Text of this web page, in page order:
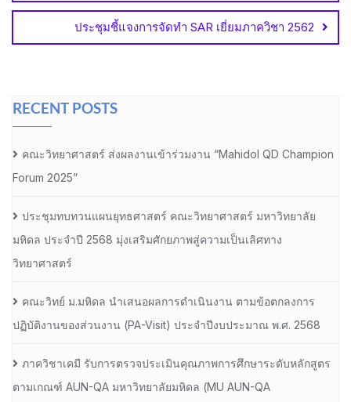
ประชุมชี้แจงการจัดทำ SAR เยี่ยมภาควิชา 2562
RECENT POSTS
คณะวิทยาศาสตร์ ส่งผลงานเข้าร่วมงาน “Mahidol QD Champion
Forum 2025”
ประชุมทบทวนแผนยุทธศาสตร์ คณะวิทยาศาสตร์ มหาวิทยาลัย
มหิดล ประจำปี 2568 มุ่งเสริมศักยภาพสู่ความเป็นเลิศทาง
วิทยาศาสตร์
คณะวิทย์ ม.มหิดล นำเสนอผลการดำเนินงาน ตามข้อตกลงการ
ปฏิบัติงานของส่วนงาน (PA-Visit) ประจำปีงบประมาณ พ.ศ. 2568
ภาควิชาเคมี รับการตรวจประเมินคุณภาพการศึกษาระดับหลักสูตร
ตามเกณฑ์ AUN-QA มหาวิทยาลัยมหิดล (MU AUN-QA